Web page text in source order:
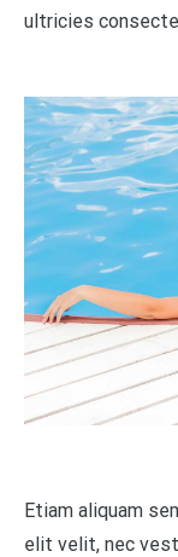
ultricies
Etiam aliquam
elit velit, nec